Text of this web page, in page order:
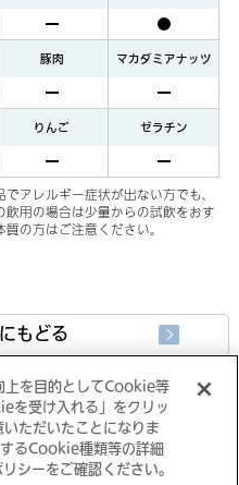
豚肉 マカダミアナッツ
りんご ゼラチン
アレルギー症状が出ない方でも、
用の場合は少量からの試飲をおす
の方はご注意ください。
もどる
どる
上を目的としてCookie等
を受け入れる」をクリッ
ただいたことになりま
るCookie種類等の詳細
ーをご確認ください。